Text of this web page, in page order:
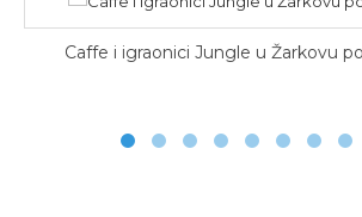
igraonici Jungle u Žarkovu potrebni radnici